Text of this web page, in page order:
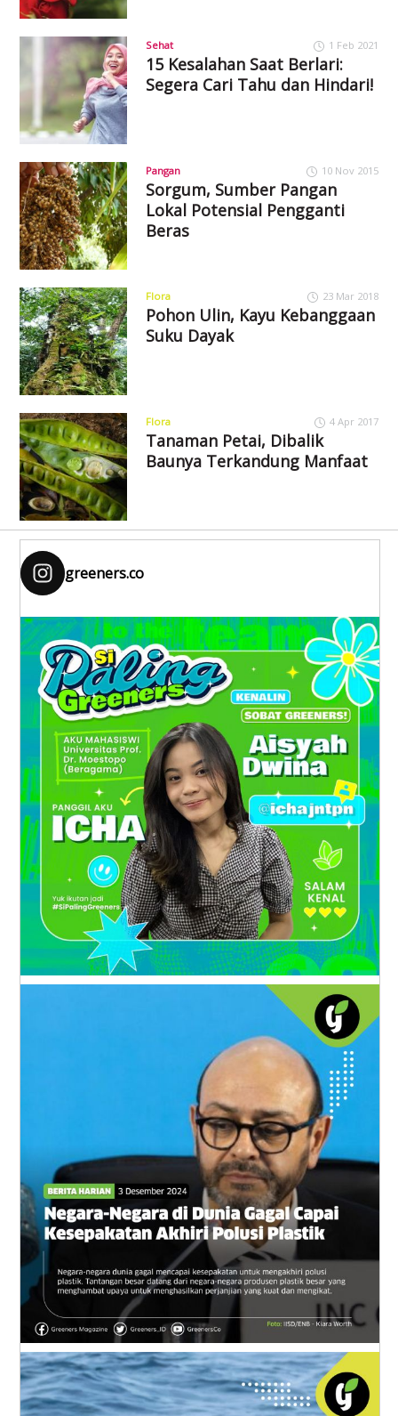
Sehat 1 Feb 2021
15 Kesalahan Saat Berlari:
Segera Cari Tahu dan Hindari!
Pangan 10 Nov 2015
Sorgum, Sumber Pangan
Lokal Potensial Pengganti
Beras
Flora 23 Mar 2018
Pohon Ulin, Kayu Kebanggaan
Suku Dayak
Flora 4 Apr 2017
Tanaman Petai, Dibalik
Baunya Terkandung Manfaat
greeners.co